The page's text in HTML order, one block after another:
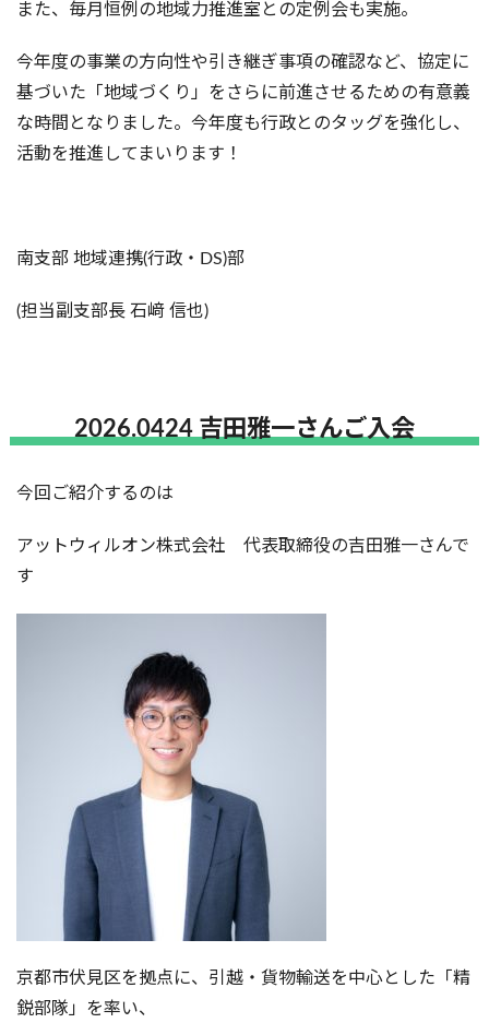
また、毎月恒例の地域力推進室との定例会も実施。
今年度の事業の方向性や引き継ぎ事項の確認など、協定に
基づいた「地域づくり」をさらに前進させるための有意義
な時間となりました。今年度も行政とのタッグを強化し、
活動を推進してまいります！
南支部 地域連携(行政・DS)部
(担当副支部長 石﨑 信也)
2026.0424 吉田雅一さんご入会
今回ご紹介するのは
アットウィルオン株式会社 代表取締役の吉田雅一さんで
す
京都市伏見区を拠点に、引越・貨物輸送を中心とした「精
鋭部隊」を率い、